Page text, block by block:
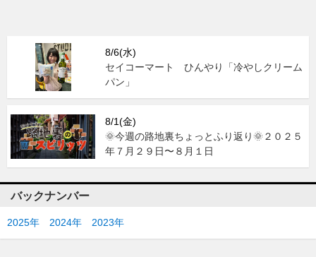
8/6(水)
セイコーマート ひんやり「冷やしクリーム
パン」
8/1(金)
🌞今週の路地裏ちょっとふり返り🌞２０２５
年７月２９日〜８月１日
バックナンバー
2025年 2024年 2023年